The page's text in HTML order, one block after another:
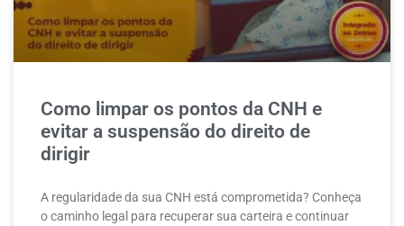
Como limpar os pontos da CNH e
evitar a suspensão do direito de
dirigir
A regularidade da sua CNH está comprometida? Conheça
o caminho legal para recuperar sua carteira e continuar